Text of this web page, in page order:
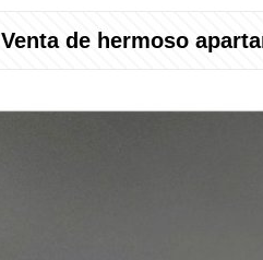
Venta de hermoso